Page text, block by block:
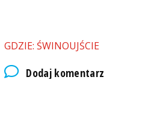
GDZIE: ŚWINOUJŚCIE
Dodaj komentarz